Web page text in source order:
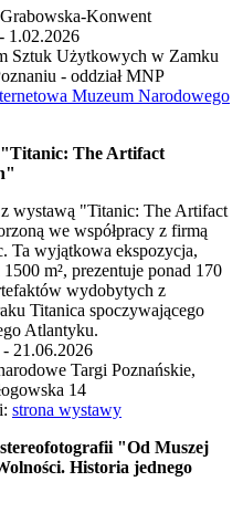
Konwent
1.02.2026
Sztuk Użytkowych w Zamku
- oddział MNP
Muzeum Narodowego
The Artifact
wystawą "Titanic: The Artifact
we współpracy z firmą
Ta wyjątkowa ekspozycja,
m², prezentuje ponad 170
wydobytych z
Titanica spoczywającego
Atlantyku.
21.06.2026
Targi Poznańskie,
14
strona wystawy
"Od Muszej
Historia jednego